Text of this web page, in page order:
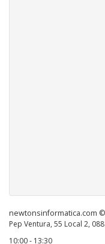
newtonsinformatica.com
Pep Ventura, 55 Local 2,
10:00 - 13:30